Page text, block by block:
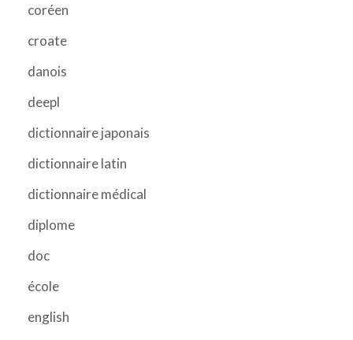
coréen
croate
danois
deepl
dictionnaire japonais
dictionnaire latin
dictionnaire médical
diplome
doc
école
english